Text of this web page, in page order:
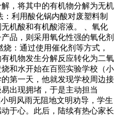
，将其中的有机物分解为无机
利用酸化锅内酸对废塑料制
机酸和有机酸溶液。 、氧化
品，则采用氧化性强的氧化剂
：通过使用催化剂等方式，
机物发生分解反应转化为二氧
和水开始在百熙实验学校（小
第一天，他就发现学校周边接
出现拥堵，于是主动担当
风雨无阻地文明劝导，学生
于心。此后，陆续有热心家长